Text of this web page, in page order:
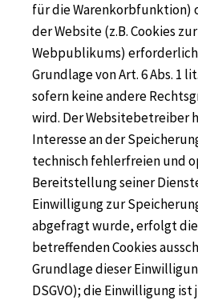
für die Warenkorbfunktion)
der Website (z.B. Cookies
Webpublikums)
Grundlage von Art. 6 Abs. 1
sofern keine andere
wird. Der Websitebetreiber
Interesse an der
technisch fehlerfreien und
Bereitstellung seiner
Einwilligung zur
abgefragt wurde, erfolgt
betreffenden Cookies
Grundlage dieser
DSGVO); die Einwilligung